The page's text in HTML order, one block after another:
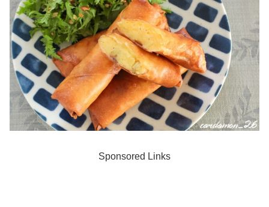
Sponsored Links